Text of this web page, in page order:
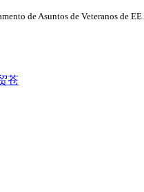
de Asuntos de Veteranos de EE.
苍